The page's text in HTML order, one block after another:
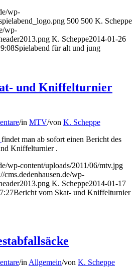
wp-
500 500 K. Scheppe
wp-
K. Scheppe2014-01-26
Spielabend für alt und jung
und Kniffelturnier
/in MTV/von K. Scheppe
findet man ab sofort einen Bericht des
Kniffelturnier .
wp-content/uploads/2011/06/mtv.jpg
cms.dedenhausen.de/wp-
K. Scheppe2014-01-17
Bericht vom Skat- und Kniffelturnier
/in Allgemein/von K. Scheppe